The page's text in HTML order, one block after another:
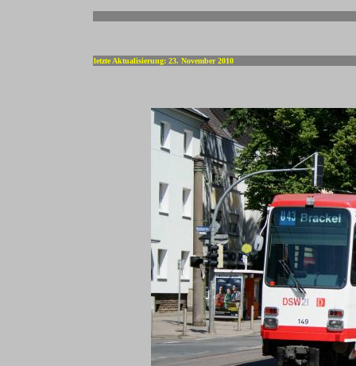
letzte Aktualisierung: 23. November 2010